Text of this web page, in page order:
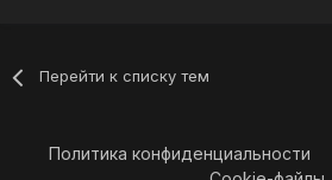
Перейти к списку тем
Политика конфиденциальности